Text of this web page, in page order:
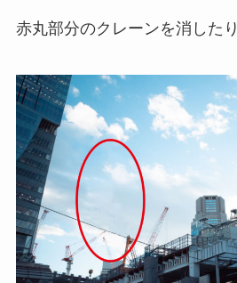
赤丸部分のクレーンを消したり